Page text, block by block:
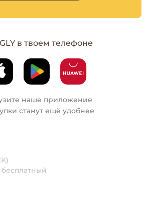
в твоем телефоне
наше приложение
станут ещё удобнее